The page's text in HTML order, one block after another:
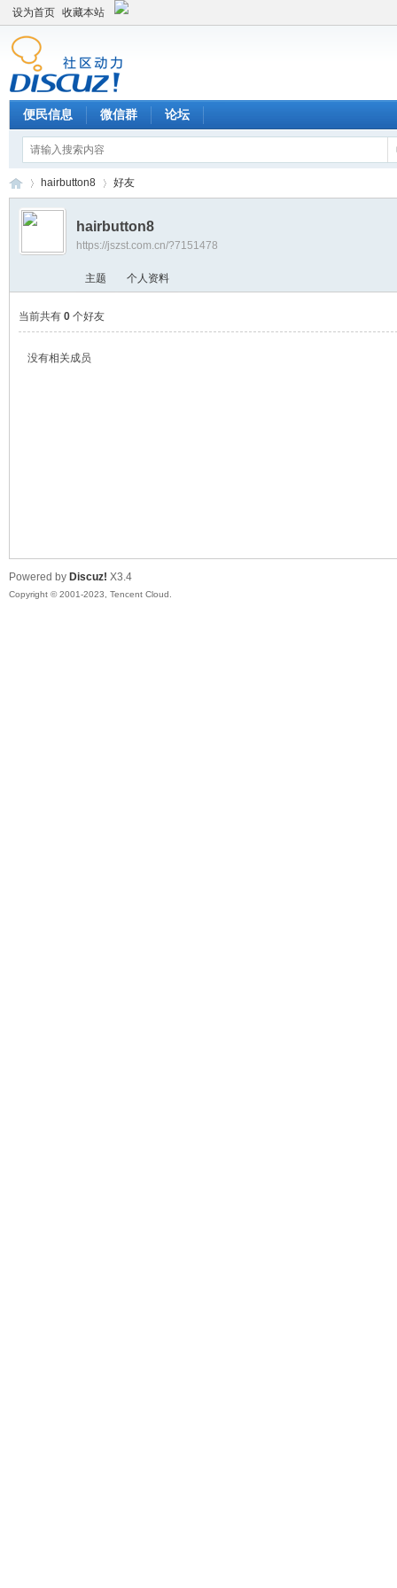
设为首页 收藏本站
便民信息 微信群 论坛
›
hairbutton8 好友
hairbutton8
https://jszst.com.cn/?7151478
主题 个人资料
当前共有 0个好友
没有相关成员
Powered by Discuz! X3.4
Copyright © 2001-2023, Tencent Cloud.